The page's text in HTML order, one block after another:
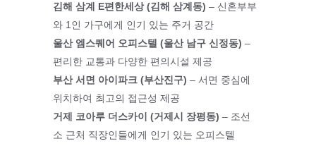
김해 삼계 E편한세상 (김해 삼계동) – 신혼부부
와 1인 가구에게 인기 있는 주거 공간
울산 엠스퀘어 오피스텔 (울산 남구 신정동) –
편리한 교통과 다양한 편의시설 제공
부산 서면 아이파크 (부산진구) – 서면 중심에
위치하여 최고의 접근성 제공
거제 코아루 더스카이 (거제시 장평동) – 조선
소 근처 직장인들에게 인기 있는 오피스텔